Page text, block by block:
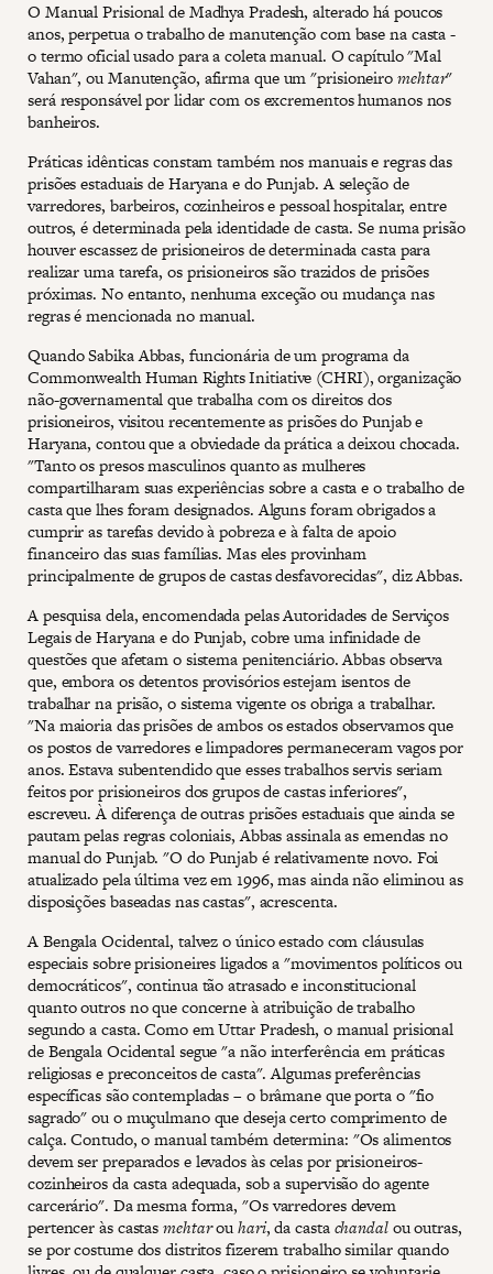
O Manual Prisional de Madhya Pradesh, alterado há poucos
anos, perpetua o trabalho de manutenção com base na casta -
o termo oficial usado para a coleta manual. O capítulo "Mal
Vahan", ou Manutenção, afirma que um "prisioneiromehtar"
será responsável por lidar com os excrementos humanos nos
banheiros.
Práticas idênticas constam também nos manuais e regras das
prisões estaduais de Haryana e do Punjab. A seleção de
varredores, barbeiros, cozinheiros e pessoal hospitalar, entre
outros, é determinada pela identidade de casta. Se numa prisão
houver escassez de prisioneiros de determinada casta para
realizar uma tarefa, os prisioneiros são trazidos de prisões
próximas. No entanto, nenhuma exceção ou mudança nas
regras é mencionada no manual.
Quando Sabika Abbas, funcionária de um programa da
Commonwealth Human Rights Initiative (CHRI), organização
não-governamental que trabalha com os direitos dos
prisioneiros, visitou recentemente as prisões do Punjab e
Haryana, contou que a obviedade da prática a deixou chocada.
"Tanto os presos masculinos quanto as mulheres
compartilharam suas experiências sobre a casta e o trabalho de
casta que lhes foram designados. Alguns foram obrigados a
cumprir as tarefas devido à pobreza e à falta de apoio
financeiro das suas famílias. Mas eles provinham
principalmente de grupos de castas desfavorecidas", diz Abbas.
A pesquisa dela, encomendada pelas Autoridades de Serviços
Legais de Haryana e do Punjab, cobre uma infinidade de
questões que afetam o sistema penitenciário. Abbas observa
que, embora os detentos provisórios estejam isentos de
trabalhar na prisão, o sistema vigente os obriga a trabalhar.
"Na maioria das prisões de ambos os estados observamos que
os postos de varredores e limpadores permaneceram vagos por
anos. Estava subentendido que esses trabalhos servis seriam
feitos por prisioneiros dos grupos de castas inferiores",
escreveu. À diferença de outras prisões estaduais que ainda se
pautam pelas regras coloniais, Abbas assinala as emendas no
manual do Punjab. "O do Punjab é relativamente novo. Foi
atualizado pela última vez em 1996, mas ainda não eliminou as
disposições baseadas nas castas", acrescenta.
A Bengala Ocidental, talvez o único estado com cláusulas
especiais sobre prisioneires ligados a "movimentos políticos ou
democráticos", continua tão atrasado e inconstitucional
quanto outros no que concerne à atribuição de trabalho
segundo a casta. Como em Uttar Pradesh, o manual prisional
de Bengala Ocidental segue "a não interferência em práticas
religiosas e preconceitos de casta". Algumas preferências
específicas são contempladas – o brâmane que porta o "fio
sagrado" ou o muçulmano que deseja certo comprimento de
calça. Contudo, o manual também determina: "Os alimentos
devem ser preparados e levados às celas por prisioneiros-
cozinheiros da casta adequada, sob a supervisão do agente
carcerário". Da mesma forma, "Os varredores devem
pertencer às castasmehtarouhari, da castachandalou outras,
se por costume dos distritos fizerem trabalho similar quando